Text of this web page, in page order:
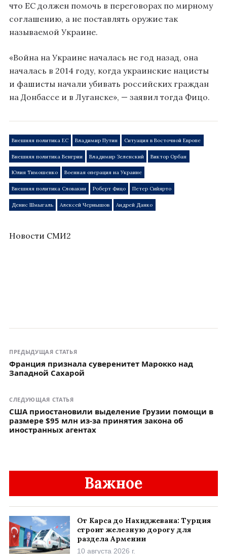
что ЕС должен помочь в переговорах по мирному
соглашению, а не поставлять оружие так
называемой Украине.
«Война на Украине началась не год назад, она
началась в 2014 году, когда украинские нацисты
и фашисты начали убивать российских граждан
на Донбассе и в Луганске», — заявил тогда Фицо.
Внешняя политика ЕС Владимир Путин Ситуация в Восточной Европе
Внешняя политика Венгрии Владимир Зеленский Виктор Орбан
Юлия Тимошенко Военная операция на Украине
Внешняя политика Словакии Роберт Фицо Петер Сийярто
Денис Шмыгаль Алексей Чернышов Андрей Данко
Новости СМИ2
ПРЕДЫДУЩАЯ СТАТЬЯ
Франция признала суверенитет Марокко над
Западной Сахарой
СЛЕДУЮЩАЯ СТАТЬЯ
США приостановили выделение Грузии помощи в
размере $95 млн из-за принятия закона об
иностранных агентах
Важное
От Карса до Нахиджевана: Турция
строит железную дорогу для
раздела Армении
10 августа 2026 г.